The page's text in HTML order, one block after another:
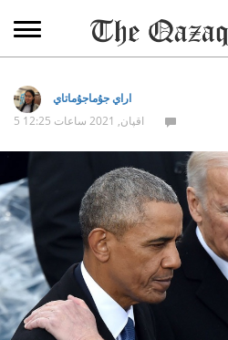
اراي جۇماجۇماتاي
5 اقپان, 2021 ساعات 12:25